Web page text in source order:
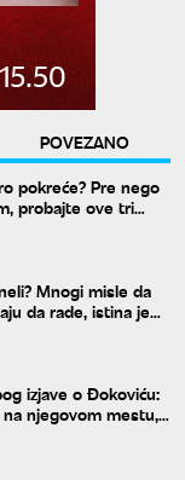
POVEZANO
pokreće? Pre nego
probajte ove tri
Mnogi misle da
da rade, istina je
izjave o Đokoviću:
njegovom mestu,